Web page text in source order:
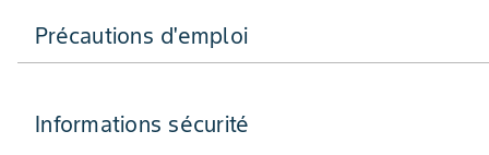
Précautions d'emploi
Informations sécurité